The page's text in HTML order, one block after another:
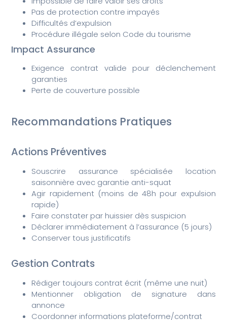
Pas de protection contre impayés
Difficultés d’expulsion
Procédure illégale selon Code du tourisme
Impact Assurance
Exigence contrat valide pour déclenchement
garanties
Perte de couverture possible
Recommandations Pratiques
Actions Préventives
Souscrire assurance spécialisée location
saisonnière avec garantie anti-squat
Agir rapidement (moins de 48h pour expulsion
rapide)
Faire constater par huissier dès suspicion
Déclarer immédiatement à l’assurance (5 jours)
Conserver tous justificatifs
Gestion Contrats
Rédiger toujours contrat écrit (même une nuit)
Mentionner obligation de signature dans
annonce
Coordonner informations plateforme/contrat